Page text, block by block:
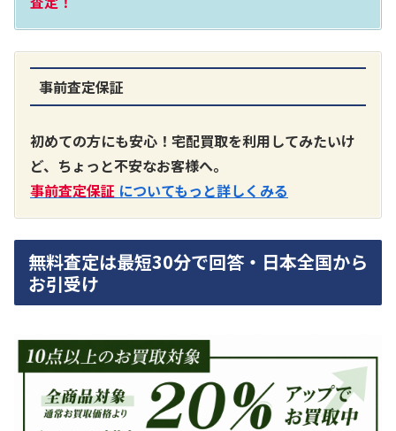
A3300 真空管プリアンプ
買取価格：お問合せください
SONY
DA7000ES アンプ
買取価格：お問合せください
事前査定保証
初めての方にも安心！宅配買取を利用してみたいけ
ど、ちょっと不安なお客様へ。
事前査定保証 についてもっと詳しくみる
無料査定は最短30分で回答・日本全国から
お引受け